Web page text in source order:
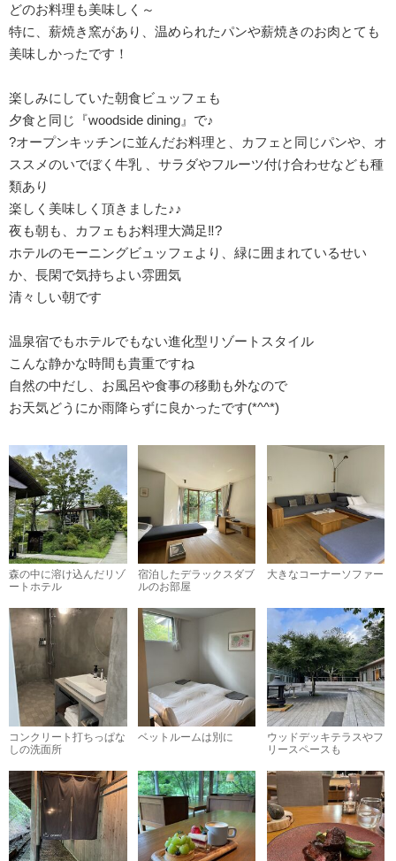
どのお料理も美味しく～
特に、薪焼き窯があり、温められたパンや薪焼きのお肉とても
美味しかったです！
楽しみにしていた朝食ビュッフェも
夕食と同じ『woodside dining』で♪
?オープンキッチンに並んだお料理と、カフェと同じパンや、オ
ススメのいでぼく牛乳 、サラダやフルーツ付け合わせなども種
類あり
楽しく美味しく頂きました♪♪
夜も朝も、カフェもお料理大満足‼?
ホテルのモーニングビュッフェより、緑に囲まれているせい
か、長閑で気持ちよい雰囲気
清々しい朝です
温泉宿でもホテルでもない進化型リゾートスタイル
こんな静かな時間も貴重ですね
自然の中だし、お風呂や食事の移動も外なので
お天気どうにか雨降らずに良かったです(*^^*)
森の中に溶け込んだリゾ
ートホテル
宿泊したデラックスダブ
ルのお部屋
大きなコーナーソファー
コンクリート打ちっぱな
しの洗面所
ベットルームは別に
ウッドデッキテラスやフ
リースペースも